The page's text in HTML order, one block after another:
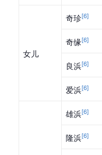
女儿
奇珍[6]
奇缘[6]
良浜[6]
爱浜[6]
雄浜[6]
隆浜[6]